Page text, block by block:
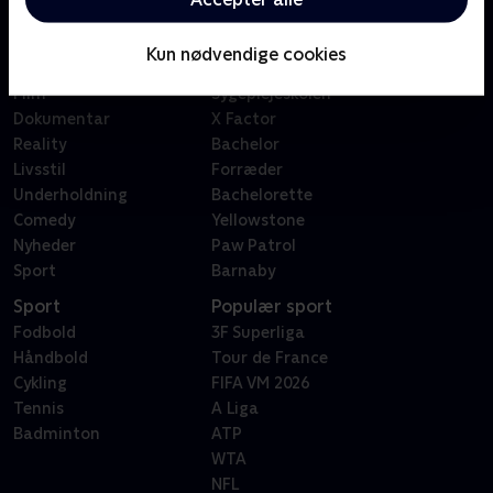
Kun nødvendige cookies
Kategorier
Film
Dokumentar
Reality
Livsstil
Underholdning
Comedy
Nyheder
Sport
Badehotellet
Sygeplejeskolen
X Factor
Bachelor
Forræder
Bachelorette
Yellowstone
Paw Patrol
Barnaby
Sport
Fodbold
Håndbold
Cykling
Tennis
Badminton
Populær sport
3F Superliga
Tour de France
FIFA VM 2026
A Liga
ATP
WTA
NFL